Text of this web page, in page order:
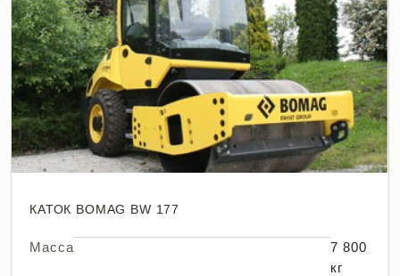
КАТОК BOMAG BW 177
Масса
7 800
кг